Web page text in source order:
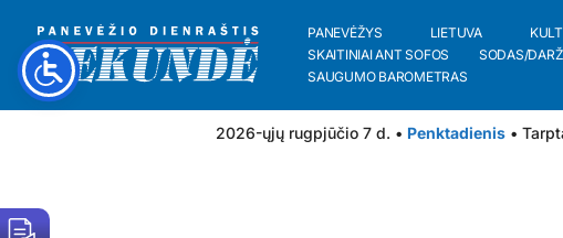
PANEVĖŽYS LIETUVA
SKAITINIAI ANT SOFOS
SODAS/
SAUGUMO BAROMETRAS
2026-ųjų rugpjūčio 7 d. • Penktadienis •